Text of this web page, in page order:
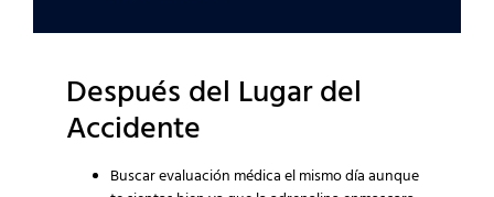
Después del Lugar del
Accidente
Buscar evaluación médica el mismo día aunque